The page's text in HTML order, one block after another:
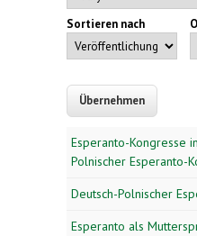
Sortieren nach
Esperanto-Kongresse
Polnischer Esperanto-
Deutsch-Polnischer
Esperanto als